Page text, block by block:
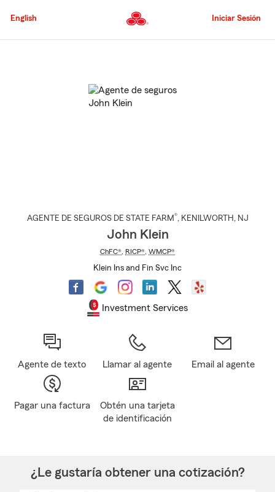
al
principal
English Iniciar Sesión
AGENTE DE SEGUROS DE STATE FARM®, KENILWORTH , NJ
John Klein
ChFC® RICP® WMCP®
Klein Ins and Fin Svc Inc
Investment Services
Agente de texto Llamar al agente Email al agente
Pagar una factura
Obtén una tarjeta
de identificación
¿Le gustaría obtener una cotización?